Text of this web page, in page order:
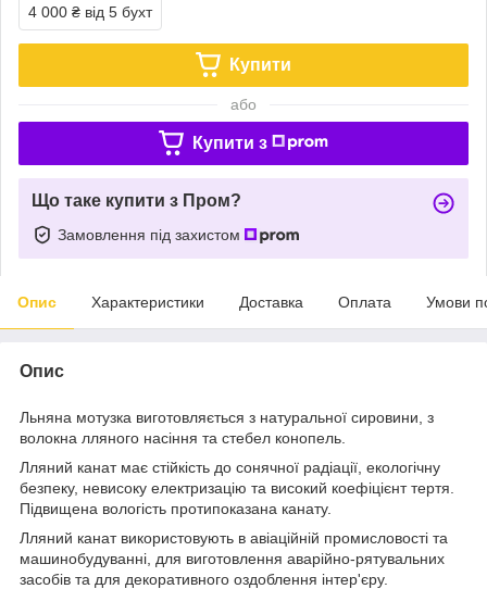
4 000 ₴ від 5 бухт
Купити
або
Купити з
Що таке купити з Пром?
Замовлення під захистом
Опис Характеристики Доставка Оплата Умови
Опис
Льняна мотузка виготовляється з натуральної сировини, з
волокна лляного насіння та стебел конопель.
Лляний канат має стійкість до сонячної радіації, екологічну
безпеку, невисоку електризацію та високий коефіцієнт тертя.
Підвищена вологість протипоказана канату.
Лляний канат використовують в авіаційній промисловості та
машинобудуванні, для виготовлення аварійно-рятувальних
засобів та для декоративного оздоблення інтер'єру.